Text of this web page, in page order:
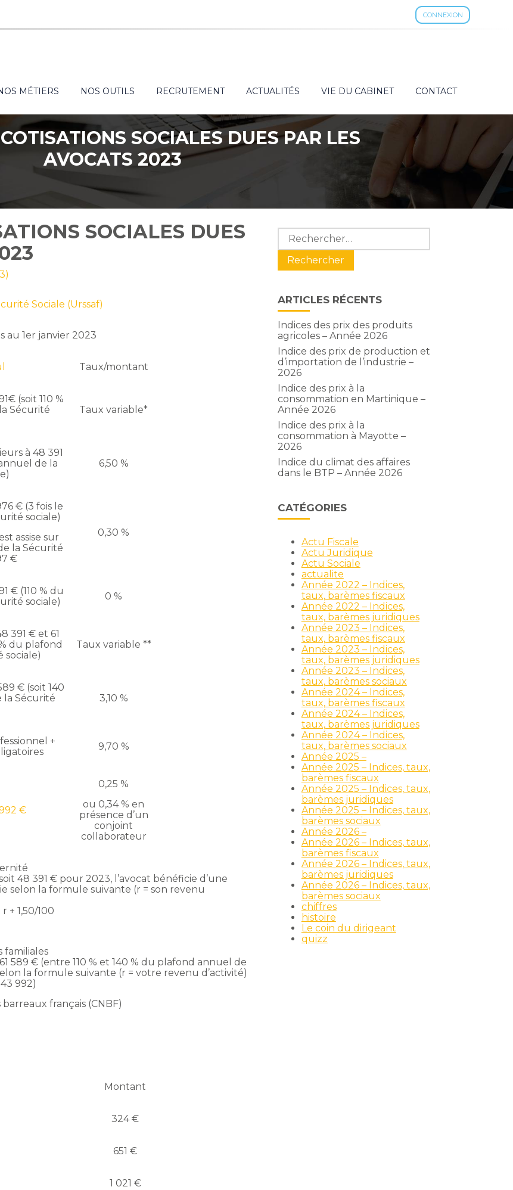
CONNEXION
MÉTIERS NOS OUTILS RECRUTEMENT ACTUALITÉS VIE DU CABINET CONTACT
SOCIALES DUES PAR LES
AVOCATS 2023
SOCIALES DUES
Sociale (Urssaf)
au 1er janvier 2023
Taux/montant
(soit 110 %
Sécurité
Taux variable*
à 48 391
de la
6,50 %
€ (3 fois le
sociale)
assise sur
la Sécurité
€
0,30 %
€ (110 % du
sociale)
0 %
391 € et 61
du plafond
sociale)
Taux variable **
€ (soit 140
la Sécurité
3,10 %
+
9,70 %
€
0,25 %
ou 0,34 % en
présence d’un
conjoint
collaborateur
48 391 € pour 2023, l’avocat bénéficie d’une
selon la formule suivante (r = son revenu
+ 1,50/100
familiales
589 € (entre 110 % et 140 % du plafond annuel de
la formule suivante (r = votre revenu d’activité)
43 992)
barreaux français (CNBF)
Montant
324 €
651 €
1 021 €
Blog
sidebar
Rechercher :
ARTICLES RÉCENTS
Indices des prix des produits
agricoles – Année 2026
Indice des prix de production et
d’importation de l’industrie –
2026
Indice des prix à la
consommation en Martinique –
Année 2026
Indice des prix à la
consommation à Mayotte –
2026
Indice du climat des affaires
dans le BTP – Année 2026
CATÉGORIES
Actu Fiscale
Actu Juridique
Actu Sociale
actualite
Année 2022 – Indices,
taux, barèmes fiscaux
Année 2022 – Indices,
taux, barèmes juridiques
Année 2023 – Indices,
taux, barèmes fiscaux
Année 2023 – Indices,
taux, barèmes juridiques
Année 2023 – Indices,
taux, barèmes sociaux
Année 2024 – Indices,
taux, barèmes fiscaux
Année 2024 – Indices,
taux, barèmes juridiques
Année 2024 – Indices,
taux, barèmes sociaux
Année 2025 –
Année 2025 – Indices, taux,
barèmes fiscaux
Année 2025 – Indices, taux,
barèmes juridiques
Année 2025 – Indices, taux,
barèmes sociaux
Année 2026 –
Année 2026 – Indices, taux,
barèmes fiscaux
Année 2026 – Indices, taux,
barèmes juridiques
Année 2026 – Indices, taux,
barèmes sociaux
chiffres
histoire
Le coin du dirigeant
quizz